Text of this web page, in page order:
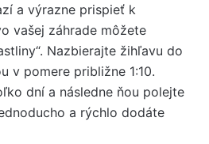
a výrazne prispieť k
vašej záhrade môžete
Nazbierajte žihľavu do
v pomere približne 1:10.
dní a následne ňou polejte
a rýchlo dodáte